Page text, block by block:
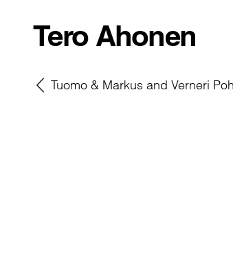
Tero Ahonen
Tuomo & Markus and Verneri